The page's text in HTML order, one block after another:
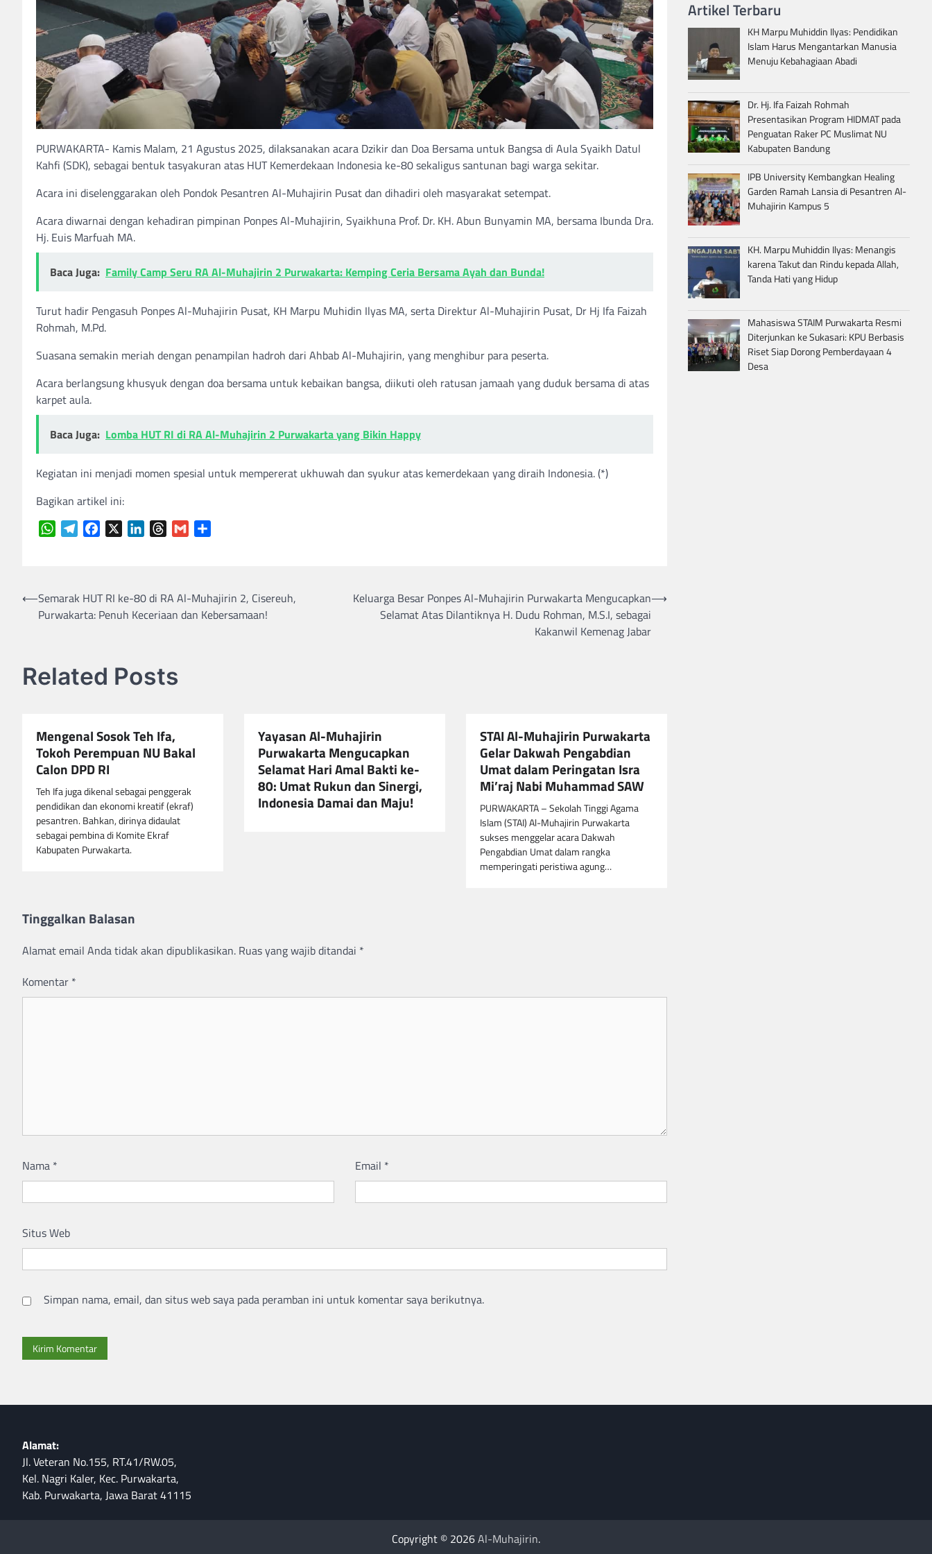
PURWAKARTA- Kamis Malam, 21 Agustus 2025, dilaksanakan acara Dzikir dan Doa Bersama untuk Bangsa di Aula Syaikh Datul
Kahfi (SDK), sebagai bentuk tasyakuran atas HUT Kemerdekaan Indonesia ke-80 sekaligus santunan bagi warga sekitar.
Acara ini diselenggarakan oleh Pondok Pesantren Al-Muhajirin Pusat dan dihadiri oleh masyarakat setempat.
Acara diwarnai dengan kehadiran pimpinan Ponpes Al-Muhajirin, Syaikhuna Prof. Dr. KH. Abun Bunyamin MA, bersama Ibunda Dra.
Hj. Euis Marfuah MA.
Baca Juga: Family Camp Seru RA Al-Muhajirin 2 Purwakarta: Kemping Ceria Bersama Ayah dan Bunda!
Turut hadir Pengasuh Ponpes Al-Muhajirin Pusat, KH Marpu Muhidin Ilyas MA, serta Direktur Al-Muhajirin Pusat, Dr Hj Ifa Faizah
Rohmah, M.Pd.
Suasana semakin meriah dengan penampilan hadroh dari Ahbab Al-Muhajirin, yang menghibur para peserta.
Acara berlangsung khusyuk dengan doa bersama untuk kebaikan bangsa, diikuti oleh ratusan jamaah yang duduk bersama di atas
karpet aula.
Baca Juga: Lomba HUT RI di RA Al-Muhajirin 2 Purwakarta yang Bikin Happy
Kegiatan ini menjadi momen spesial untuk mempererat ukhuwah dan syukur atas kemerdekaan yang diraih Indonesia. (*)
Bagikan artikel ini:
WhatsAppTelegramFacebook LinkedInThreads
Gmail
Navigasi
pos
⟵Semarak HUT RI ke-80 di RA Al-Muhajirin 2, Cisereuh,
Purwakarta: Penuh Keceriaan dan Kebersamaan!
Keluarga Besar Ponpes Al-Muhajirin Purwakarta Mengucapkan
Selamat Atas Dilantiknya H. Dudu Rohman, M.S.I, sebagai
Kakanwil Kemenag Jabar
⟶
Related Posts
Mengenal Sosok Teh Ifa,
Tokoh Perempuan NU Bakal
Calon DPD RI
Teh Ifa juga dikenal sebagai penggerak
pendidikan dan ekonomi kreatif (ekraf)
pesantren. Bahkan, dirinya didaulat
sebagai pembina di Komite Ekraf
Kabupaten Purwakarta.
Yayasan Al-Muhajirin
Purwakarta Mengucapkan
Selamat Hari Amal Bakti ke-
80: Umat Rukun dan Sinergi,
Indonesia Damai dan Maju!
STAI Al-Muhajirin Purwakarta
Gelar Dakwah Pengabdian
Umat dalam Peringatan Isra
Mi’raj Nabi Muhammad SAW
PURWAKARTA – Sekolah Tinggi Agama
Islam (STAI) Al-Muhajirin Purwakarta
sukses menggelar acara Dakwah
Pengabdian Umat dalam rangka
memperingati peristiwa agung…
Tinggalkan Balasan
Alamat email Anda tidak akan dipublikasikan. Ruas yang wajib ditandai *
Komentar *
Nama * Email *
Situs Web
Simpan nama, email, dan situs web saya pada peramban ini untuk komentar saya berikutnya.
Artikel Terbaru
KH Marpu Muhiddin Ilyas: Pendidikan
Islam Harus Mengantarkan Manusia
Menuju Kebahagiaan Abadi
Dr. Hj. Ifa Faizah Rohmah
Presentasikan Program HIDMAT pada
Penguatan Raker PC Muslimat NU
Kabupaten Bandung
IPB University Kembangkan Healing
Garden Ramah Lansia di Pesantren Al-
Muhajirin Kampus 5
KH. Marpu Muhiddin Ilyas: Menangis
karena Takut dan Rindu kepada Allah,
Tanda Hati yang Hidup
Mahasiswa STAIM Purwakarta Resmi
Diterjunkan ke Sukasari: KPU Berbasis
Riset Siap Dorong Pemberdayaan 4
Desa
Alamat:
Jl. Veteran No.155, RT.41/RW.05,
Kel. Nagri Kaler, Kec. Purwakarta,
Kab. Purwakarta, Jawa Barat 41115
Copyright © 2026Al-Muhajirin.